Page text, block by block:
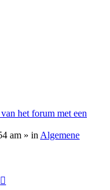
het forum met een
am » in Algemene